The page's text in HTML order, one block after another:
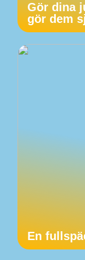
Gör dina
gör dem
En